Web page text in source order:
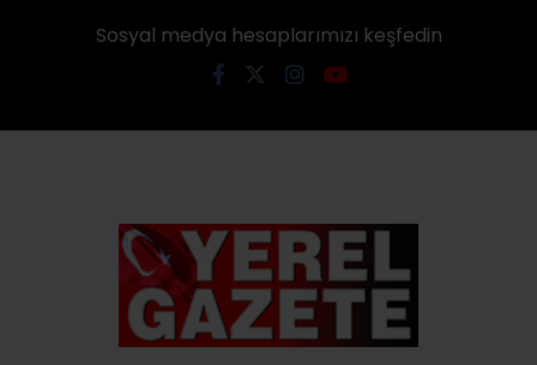
Sosyal medya hesaplarımızı keşfedin